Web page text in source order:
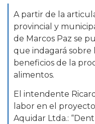
A partir de la
provincial y
de Marcos Paz se
que indagará sobre
beneficios de la
alimentos.
El intendente
labor en el
Aquidar Ltda.: